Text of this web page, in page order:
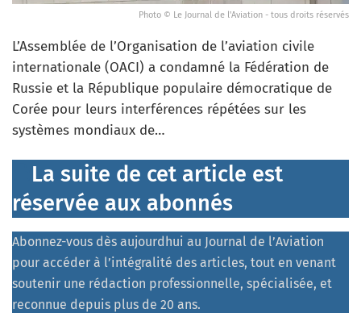
Photo © Le Journal de l'Aviation - tous droits réservés
L’Assemblée de l’Organisation de l’aviation civile
internationale (OACI) a condamné la Fédération de
Russie et la République populaire démocratique de
Corée pour leurs interférences répétées sur les
systèmes mondiaux de…
La suite de cet article est
réservée aux abonnés
Abonnez-vous dès aujourdhui au Journal de l’Aviation
pour accéder à l’intégralité des articles, tout en venant
soutenir une rédaction professionnelle, spécialisée, et
reconnue depuis plus de 20 ans.